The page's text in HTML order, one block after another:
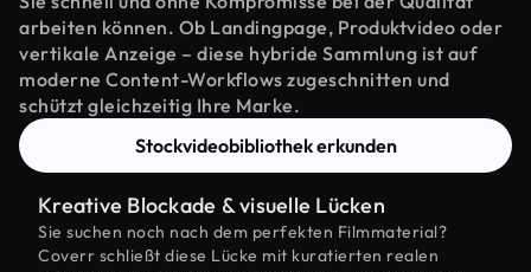
arbeiten können. Ob Landingpage, Produktvideo oder
vertikale Anzeige – diese hybride Sammlung ist auf
moderne Content-Workflows zugeschnitten und
schützt gleichzeitig Ihre Marke.
Stockvideobibliothek erkunden
Kreative Blockade & visuelle Lücken
Sie suchen noch nach dem perfekten Filmmaterial?
Coverr schließt diese Lücke mit kuratierten realen